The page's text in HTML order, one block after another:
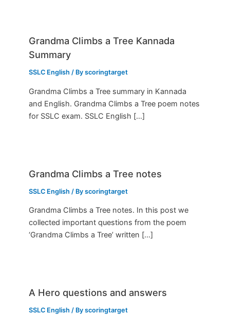
Grandma Climbs a Tree Kannada
Summary
SSLC English / Byscoringtarget
Grandma Climbs a Tree summary in Kannada
and English. Grandma Climbs a Tree poem notes
for SSLC exam. SSLC English […]
Grandma Climbs a Tree notes
SSLC English / Byscoringtarget
Grandma Climbs a Tree notes. In this post we
collected important questions from the poem
‘Grandma Climbs a Tree’ written […]
A Hero questions and answers
SSLC English / Byscoringtarget